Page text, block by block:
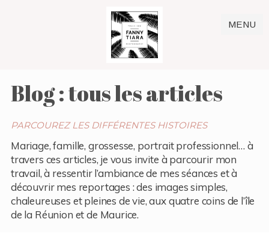
MENU
Blog : tous les articles
PARCOUREZ LES DIFFÉRENTES HISTOIRES
Mariage, famille, grossesse, portrait professionnel… à
travers ces articles, je vous invite à parcourir mon
travail, à ressentir l’ambiance de mes séances et à
découvrir mes reportages : des images simples,
chaleureuses et pleines de vie, aux quatre coins de l’île
de la Réunion et de Maurice.